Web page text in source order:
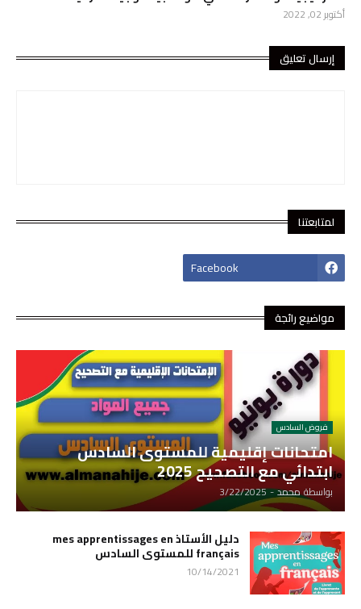
أكتوبر 02, 2022
إرسال تعليق
لمتابعتنا
Facebook
مواضيع رائجة
فروض السادس
امتحانات إقليمية للمستوى السادس
ابتدائي مع التصحيح 2025
بواسطةمحمد-
3/22/2025
دليل الأستاذ mes apprentissages en
français للمستوى السادس
10/14/2021